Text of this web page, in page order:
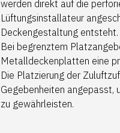
werden direkt auf die
Lüftungsinstallateur
Deckengestaltung entsteht.
Bei begrenztem
Metalldeckenplatten eine
Die Platzierung der
Gegebenheiten angepasst,
zu gewährleisten.